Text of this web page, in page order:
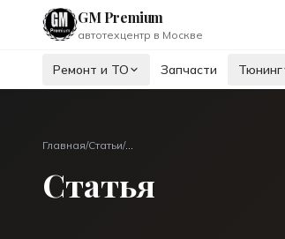
GM Premium
автотехцентр в Москве
Ремонт и ТО Запчасти Тюнинг
Главная/Статьи/...
Статья